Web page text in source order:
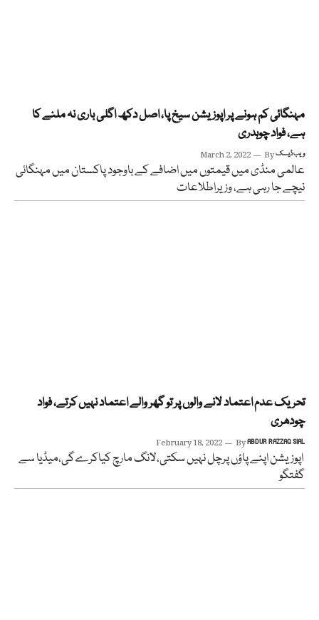
مہنگائی کم ہونے پر اپوزیشن سیخ پا، اصل دکھ اگلی باری نہ ملنے کا
ہے، فواد چوہدری
March 2, 2022 Byویب ڈیسک
عالمی منڈی میں قیمتوں میں اضافے کے باوجود پاکستان میں مہنگائی
نیچے جا رہی ہے، وزیراطلاعات
تحریک عدم اعتماد لانے والوں پر تو گھر والے اعتماد نہیں کرتے، فواد
چودھری
February 18, 2022 ByABDUR RAZZAQ SIAL
اپوزیشن اپنے پاؤں پرچل نہیں سکتی،لانگ مارچ کیاکرےگی،میڈیا سے
گفتگو